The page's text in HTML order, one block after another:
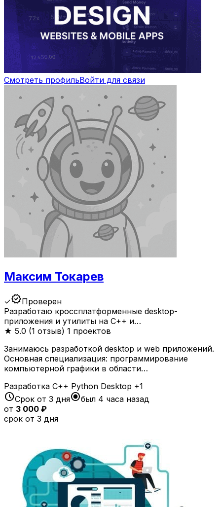
Смотреть профильВойти для связи
Максим Токарев
✓verifiedПроверен
Разработаю кроссплатформенные desktop-
приложения и утилиты на C++ и…
★ 5.0 (1 отзыв) 1 проектов
Занимаюсь разработкой desktop и web приложений.
Основная специализация: программирование
компьютерной графики в области…
Разработка C++ Python Desktop +1
scheduleСрок от 3 дняradio_button_checkedбыл 4 часа назад
от 3 000 ₽
срок от 3 дня